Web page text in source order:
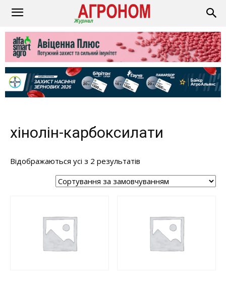
хінолін-карбоксилати
Відображаються усі з 2 результатів